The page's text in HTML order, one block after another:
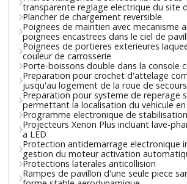
transparente reglage electrique du site
Plancher de chargement reversible
Poignees de maintien avec mecanisme
poignees encastrees dans le ciel de
Poignees de portieres exterieures
couleur de carrosserie
Porte-boissons double dans la console
Preparation pour crochet d'attelage
jusqu'au logement de la roue de secours
Preparation pour systeme de reperage
permettant la localisation du vehicule
Programme electronique de stabilisation
Projecteurs Xenon Plus incluant lave-
a LED
Protection antidemarrage electronique
gestion du moteur activation
Protections laterales anticollision
Rampes de pavillon d'une seule piece